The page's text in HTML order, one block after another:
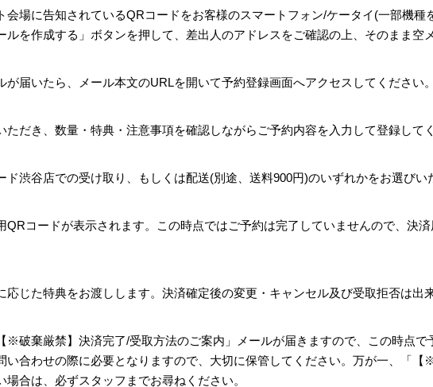
場に告知されているQRコードをお客様のスマートフォン/ケータイ(一部機種
ルを作成する」ボタンを押して、差出人のアドレスをご確認の上、そのまま空
届いたら、メール本文のURLを開いて予約登録画面へアクセスしてください。
だき、数量・特典・注意事項を確認しながらご予約内容を入力して登録してく
渋谷店での受け取り、もしくは配送(別途、送料900円)のいずれかをお選びい
コードが表示されます。この時点ではご予約は完了していませんので、決
じた特典をお渡しします。決済確定後の変更・キャンセル及び受取拒否は出来
破棄厳禁】決済完了/受取方法のご案内」メールが届きますので、この時点で
い合わせの際に必要となりますので、大切に保管してください。万が一、「
合は、必ずスタッフまでお尋ねください。